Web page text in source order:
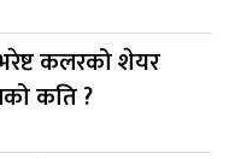
कलरको शेयर
कति ?